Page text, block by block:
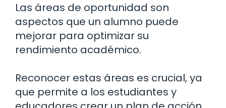
Las áreas de oportunidad son
aspectos que un alumno puede
mejorar para optimizar su
rendimiento académico.
Reconocer estas áreas es crucial, ya
que permite a los estudiantes y